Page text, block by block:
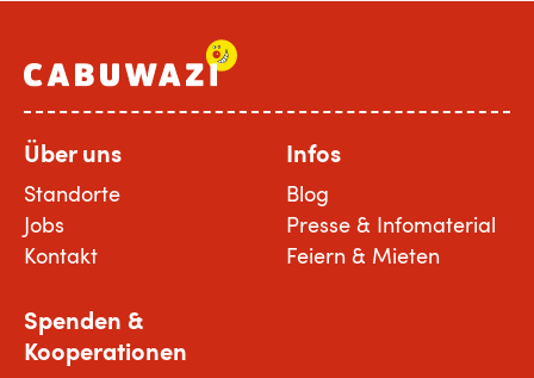
Über uns
Standorte
Jobs
Kontakt
Infos
Blog
Presse & Infomaterial
Feiern & Mieten
Spenden &
Kooperationen